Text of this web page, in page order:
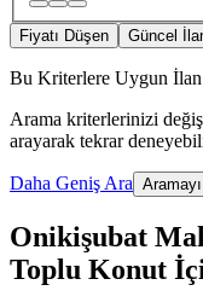
Fiyatı Düşen Güncel
Bu Kriterlere Uygun İlan
Arama kriterlerinizi
arayarak tekrar
Daha Geniş Ara
Onikişubat
Toplu Konut